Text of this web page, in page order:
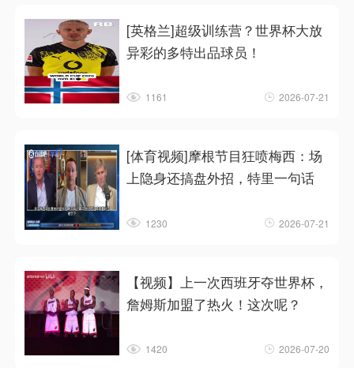
[英格兰]超级训练营？世界杯大放
异彩的多特出品球员！
1161 2026-07-21
[体育视频]摩根节目狂喷梅西：场
上隐身还搞盘外招，特里一句话
1230 2026-07-21
【视频】上一次西班牙夺世界杯，
詹姆斯加盟了热火！这次呢？
1420 2026-07-20